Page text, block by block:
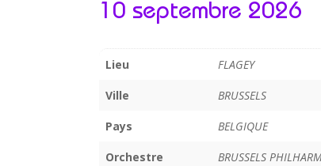
10 septembre 2026
Lieu FLAGEY
Ville BRUSSELS
Pays BELGIQUE
Orchestre BRUSSELS